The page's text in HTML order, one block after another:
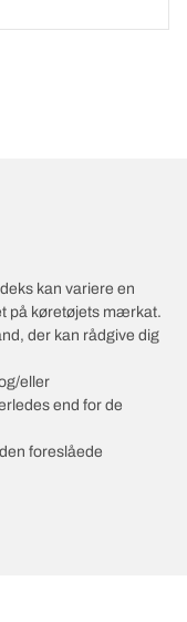
kan variere en
på køretøjets mærkat.
der kan rådgive dig
eller
end for de
foreslåede